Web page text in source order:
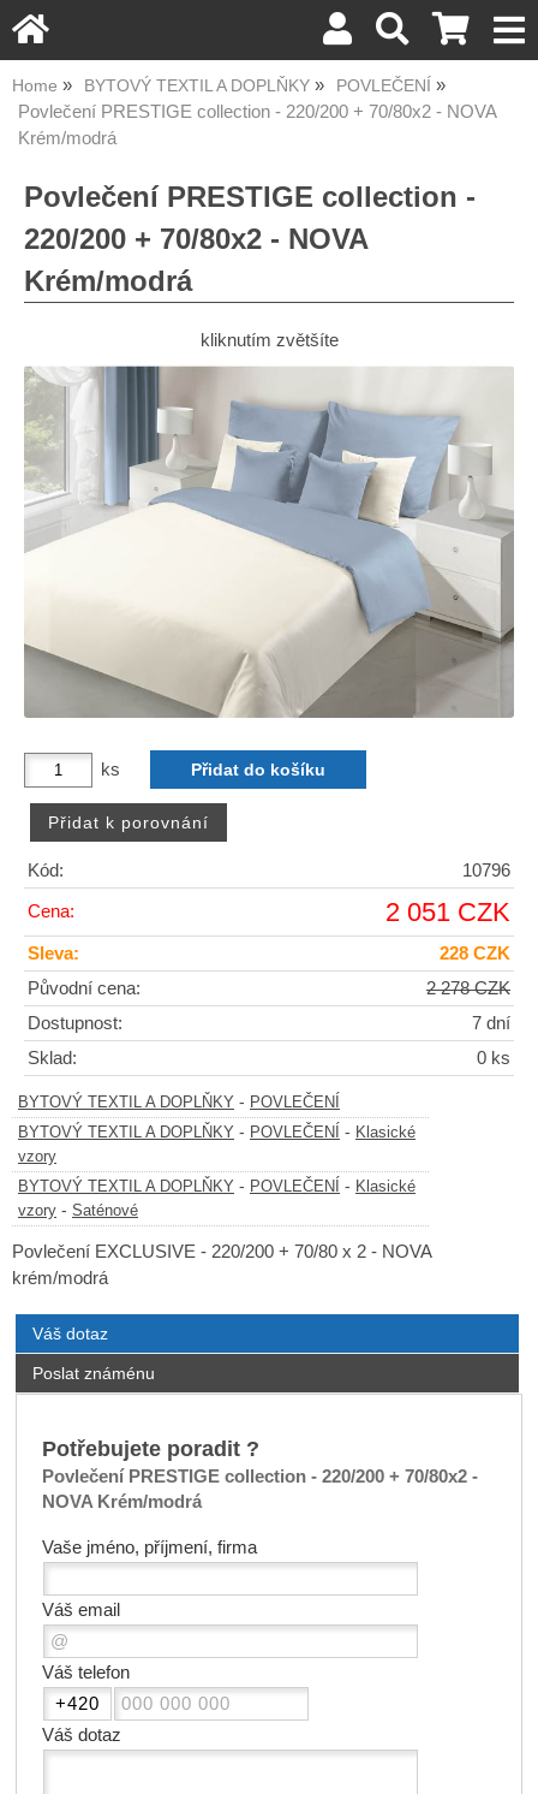
Home BYTOVÝ TEXTIL A DOPLŇKY POVLEČENÍ
Povlečení PRESTIGE collection - 220/200 + 70/80x2 - NOVA
Krém/modrá
Povlečení PRESTIGE collection -
220/200 + 70/80x2 - NOVA
Krém/modrá
kliknutím zvětšíte
ks
Kód: 10796
Cena: 2 051 CZK
Sleva:
228 CZK
Původní cena:
2 278 CZK
Dostupnost:
7 dní
Sklad:
0 ks
BYTOVÝ TEXTIL A DOPLŇKY - POVLEČENÍ
BYTOVÝ TEXTIL A DOPLŇKY - POVLEČENÍ - Klasické
vzory
BYTOVÝ TEXTIL A DOPLŇKY - POVLEČENÍ - Klasické
vzory - Saténové
Povlečení EXCLUSIVE - 220/200 + 70/80 x 2 - NOVA
krém/modrá
Váš dotaz
Poslat známénu
Potřebujete poradit ?
Povlečení PRESTIGE collection - 220/200 + 70/80x2 -
NOVA Krém/modrá
Vaše jméno, příjmení, firma
Váš email
Váš telefon
Váš dotaz